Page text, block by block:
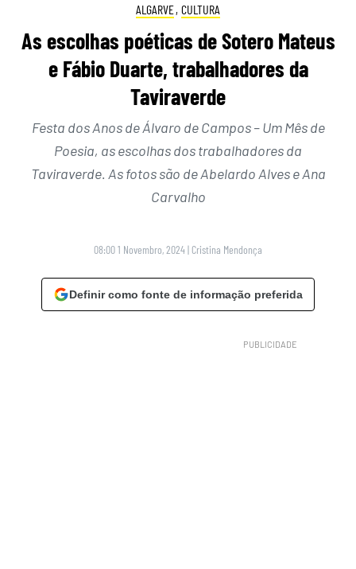
ALGARVE, CULTURA
As escolhas poéticas de Sotero Mateus
e Fábio Duarte, trabalhadores da
Taviraverde
Festa dos Anos de Álvaro de Campos – Um Mês de
Poesia, as escolhas dos trabalhadores da
Taviraverde. As fotos são de Abelardo Alves e Ana
Carvalho
08:00 1 Novembro, 2024| Cristina Mendonça
Definir como fonte de informação preferida